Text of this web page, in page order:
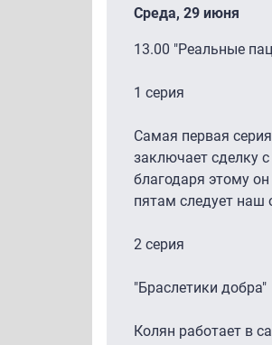
Среда, 29 июня
13.00 "Реальные
1 серия
Самая первая
заключает сделку
благодаря этому
пятам следует наш
2 серия
"Браслетики добра"
Колян работает в